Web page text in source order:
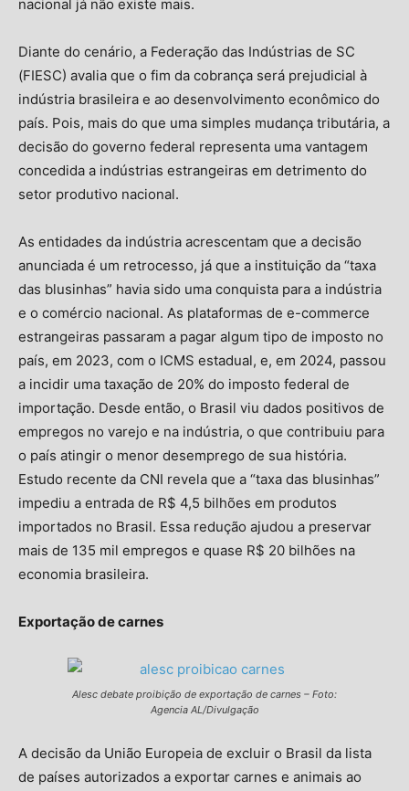
nacional já não existe mais.
Diante do cenário, a Federação das Indústrias de SC
(FIESC) avalia que o fim da cobrança será prejudicial à
indústria brasileira e ao desenvolvimento econômico do
país. Pois, mais do que uma simples mudança tributária, a
decisão do governo federal representa uma vantagem
concedida a indústrias estrangeiras em detrimento do
setor produtivo nacional.
As entidades da indústria acrescentam que a decisão
anunciada é um retrocesso, já que a instituição da “taxa
das blusinhas” havia sido uma conquista para a indústria
e o comércio nacional. As plataformas de e-commerce
estrangeiras passaram a pagar algum tipo de imposto no
país, em 2023, com o ICMS estadual, e, em 2024, passou
a incidir uma taxação de 20% do imposto federal de
importação. Desde então, o Brasil viu dados positivos de
empregos no varejo e na indústria, o que contribuiu para
o país atingir o menor desemprego de sua história.
Estudo recente da CNI revela que a “taxa das blusinhas”
impediu a entrada de R$ 4,5 bilhões em produtos
importados no Brasil. Essa redução ajudou a preservar
mais de 135 mil empregos e quase R$ 20 bilhões na
economia brasileira.
Exportação de carnes
Alesc debate proibição de exportação de carnes – Foto:
Agencia AL/Divulgação
A decisão da União Europeia de excluir o Brasil da lista
de países autorizados a exportar carnes e animais ao